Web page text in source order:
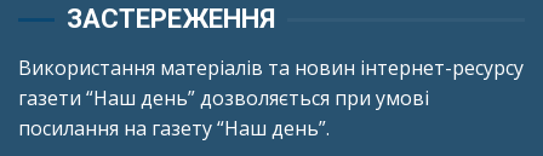
ЗАСТЕРЕЖЕННЯ
Використання матеріалів та новин інтернет-ресурсу
газети “Наш день” дозволяється при умові
посилання на газету “Наш день”.